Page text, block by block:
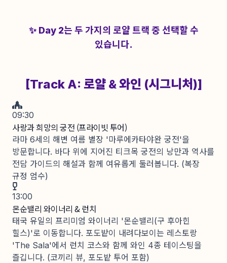
✨ Day 2는 두 가지의 로얄 트랙 중 선택할 수
있습니다.
[Track A: 로얄 & 와인 (시그니처)]
09:30
사랑과 희망의 궁전 (프라이빗 투어)
라마 6세의 해변 여름 별장 '마루에카타야완 궁전'을
방문합니다. 바다 위에 지어진 티크목 궁전의 낭만과 역사를
전담 가이드의 해설과 함께 여유롭게 둘러봅니다. (복장
규정 엄수)
13:00
몬순밸리 와이너리 & 런치
태국 유일의 프리미엄 와이너리 '몬순밸리(구 후아힌
힐스)'로 이동합니다. 포도밭이 내려다보이는 레스토랑
'The Sala'에서 런치 코스와 함께 와인 4종 테이스팅을
즐깁니다. (코끼리 뷰, 포도밭 투어 포함)